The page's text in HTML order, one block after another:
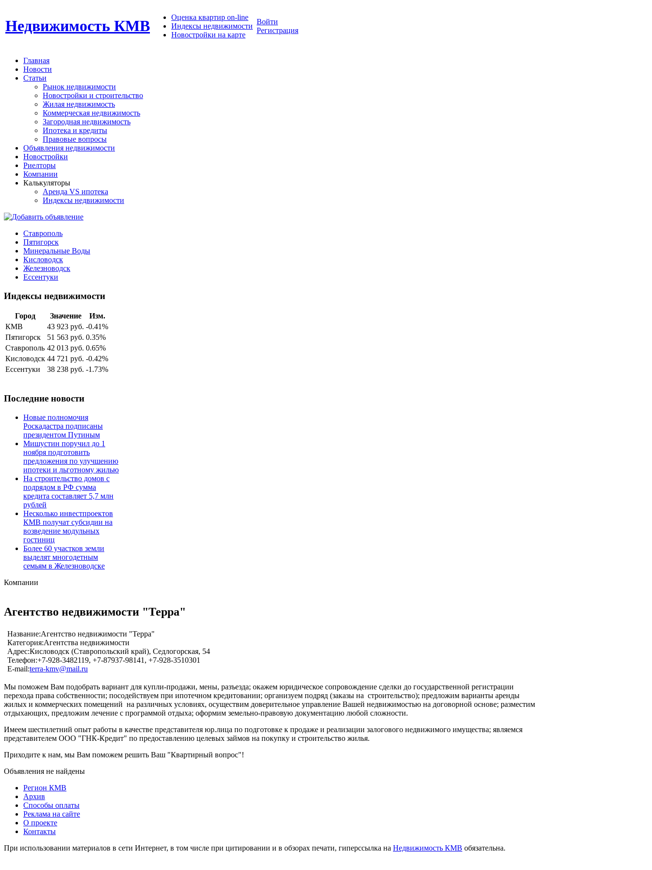
Недвижимость КМВ
Оценка квартир on-line
Индексы недвижимости
Новостройки на карте
Войти
Регистрация
Главная
Новости
Статьи
Рынок недвижимости
Новостройки и строительство
Жилая недвижимость
Коммерческая недвижимость
Загородная недвижимость
Ипотека и кредиты
Правовые вопросы
Объявления недвижимости
Новостройки
Риелторы
Компании
Калькуляторы
Аренда VS ипотека
Индексы недвижимости
Ставрополь
Пятигорск
Минеральные Воды
Кисловодск
Железноводск
Ессентуки
Индексы недвижимости
Город Значение
Изм.
КМВ
43 923 руб. -0.41%
Пятигорск
51 563 руб. 0.35%
Ставрополь 42 013 руб. 0.65%
Кисловодск 44 721 руб. -0.42%
Ессентуки
38 238 руб. -1.73%
Последние новости
Новые полномочия
Роскадастра подписаны
президентом Путиным
Мишустин поручил до 1
ноября подготовить
предложения по улучшению
ипотеки и льготному жилью
На строительство домов с
подрядом в РФ сумма
кредита составляет 5,7 млн
рублей
Несколько инвестпроектов
КМВ получат субсидии на
возведение модульных
гостиниц
Более 60 участков земли
выделят многодетным
семьям в Железноводске
Компании
Агентство недвижимости "Терра"
Название:Агентство недвижимости "Терра"
Категория:Агентства недвижимости
Адрес:Кисловодск (Ставропольский край), Седлогорская, 54
Телефон:+7-928-3482119, +7-87937-98141, +7-928-3510301
E-mail:terra-kmv@mail.ru
Мы поможем Вам подобрать вариант для купли-продажи, мены, разъезда; окажем юридическое сопровождение сделки до государственной регистрации
перехода права собственности; посодействуем при ипотечном кредитовании; организуем подряд (заказы на строительство); предложим варианты аренды
жилых и коммерческих помещений на различных условиях, осуществим доверительное управление Вашей недвижимостью на договорной основе; разместим
отдыхающих, предложим лечение с программой отдыха; оформим земельно-правовую документацию любой сложности.
Имеем шестилетний опыт работы в качестве представителя юр.лица по подготовке к продаже и реализации залогового недвижимого имущества; являемся
представителем ООО "ГНК-Кредит" по предоставлению целевых займов на покупку и строительство жилья.
Приходите к нам, мы Вам поможем решить Ваш "Квартирный вопрос"!
Объявления не найдены
Регион КМВ
Архив
Способы оплаты
Реклама на сайте
О проекте
Контакты
При использовании материалов в сети Интернет, в том числе при цитировании и в обзорах печати, гиперссылка на Недвижимость КМВ обязательна.